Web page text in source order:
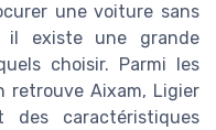
une voiture sans
il existe une grande
choisir. Parmi les
retrouve Aixam, Ligier
des caractéristiques